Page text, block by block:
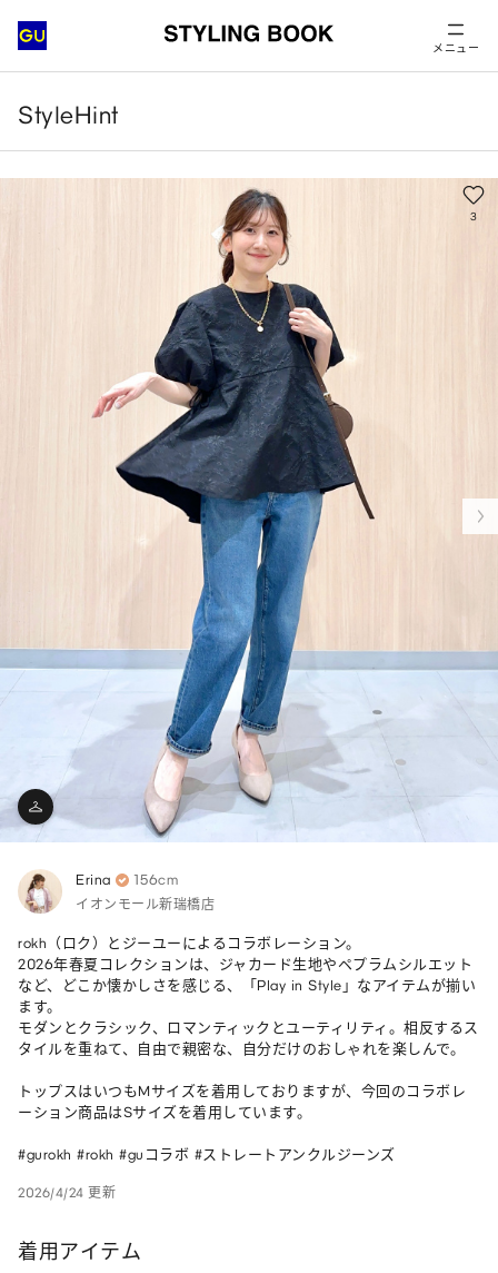
メニュー
StyleHint
3
Erina 156cm
イオンモール新瑞橋店
rokh（ロク）とジーユーによるコラボレーション。
2026年春夏コレクションは、ジャカード生地やペプラムシルエット
など、どこか懐かしさを感じる、「Play in Style」なアイテムが揃い
ます。
モダンとクラシック、ロマンティックとユーティリティ。相反するス
タイルを重ねて、自由で親密な、自分だけのおしゃれを楽しんで。
トップスはいつもMサイズを着用しておりますが、今回のコラボレ
ーション商品はSサイズを着用しています。
#gurokh #rokh #guコラボ #ストレートアンクルジーンズ
2026/4/24 更新
着用アイテム